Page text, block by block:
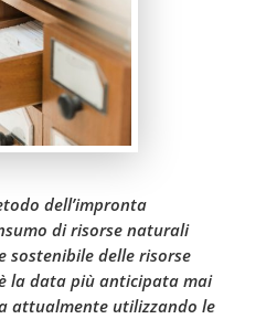
dell’impronta
di risorse naturali
sostenibile delle risorse
la data più anticipata mai
attualmente utilizzando le